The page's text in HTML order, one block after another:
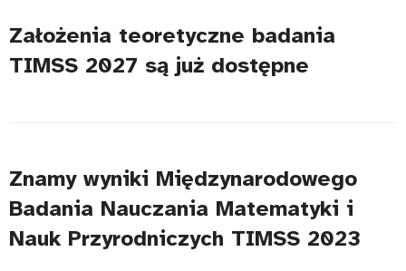
Założenia teoretyczne badania
TIMSS 2027 są już dostępne
Znamy wyniki Międzynarodowego
Badania Nauczania Matematyki i
Nauk Przyrodniczych TIMSS 2023